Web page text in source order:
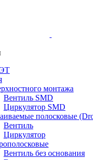
монтажа
Вентиль SMD
Циркулятор SMD
полосковые
Вентиль
Циркулятор
Вентиль без основания